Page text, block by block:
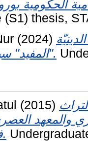
(S1) thesis,
(2024)
"المفيد" سيلوتوبينج بكديري.
(2015)
والمعهد
فيتاناهان كيبومين.